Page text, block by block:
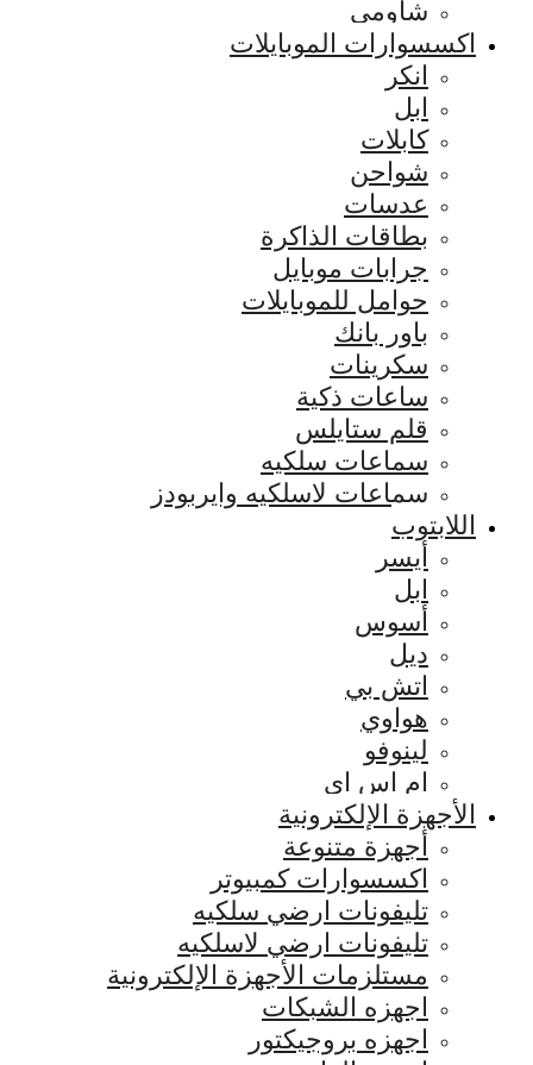
شاومي
اكسسوارات الموبايلات
انكر
ابل
كابلات
شواحن
عدسات
بطاقات الذاكرة
جرابات موبايل
حوامل للموبايلات
باور بانك
سكرينات
ساعات ذكية
قلم ستايلس
سماعات سلكيه
سماعات لاسلكيه وايربودز
اللابتوب
أيسر
ابل
أسوس
ديل
اتش بي
هواوي
لينوفو
ام اس اي
الأجهزة الإلكترونية
أجهزة متنوعة
اكسسوارات كمبيوتر
تليفونات ارضي سلكيه
تليفونات ارضي لاسلكيه
مستلزمات الأجهزة الإلكترونية
اجهزه الشبكات
اجهزه بروجيكتور